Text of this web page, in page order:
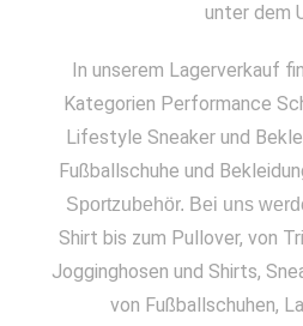
unter dem
In unserem Lagerverkauf
Kategorien Performance
Lifestyle Sneaker und
Fußballschuhe und
Sportzubehör. Bei uns
Shirt bis zum Pullover, von
Jogginghosen und Shirts,
von Fußballschuhen,